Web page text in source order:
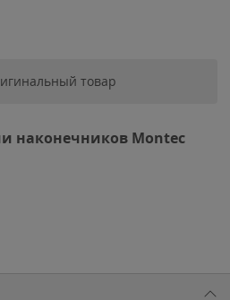
товар
наконечников Montec